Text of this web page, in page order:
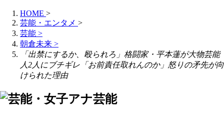
HOME >
芸能・エンタメ >
芸能 >
朝倉未来 >
「出禁にするか、殴られろ」格闘家・平本蓮が大物芸能
人2人にブチギレ「お前責任取れんのか」怒りの矛先が向
けられた理由
芸能